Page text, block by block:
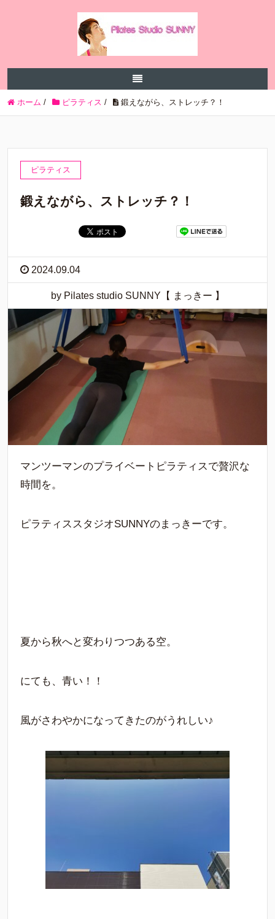
ホーム / ピラティス / 鍛えながら、ストレッチ？！
ピラティス
鍛えながら、ストレッチ？！
2024.09.04
by Pilates studio SUNNY【 まっきー 】
マンツーマンのプライベートピラティスで贅沢な
時間を。
ピラティススタジオSUNNYのまっきーです。
夏から秋へと変わりつつある空。
にても、青い！！
風がさわやかになってきたのがうれしい♪